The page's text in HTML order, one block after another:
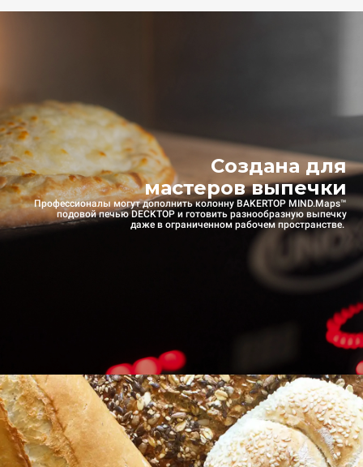
Создана для
мастеров выпечки
Профессионалы могут дополнить колонну BAKERTOP MIND.Maps™
подовой печью DECKTOP и готовить разнообразную выпечку
даже в ограниченном рабочем пространстве.